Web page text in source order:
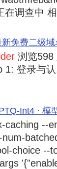
在调查中
免费二级
浏览598
1: 登录与
Int4 · 模
caching --
choice --